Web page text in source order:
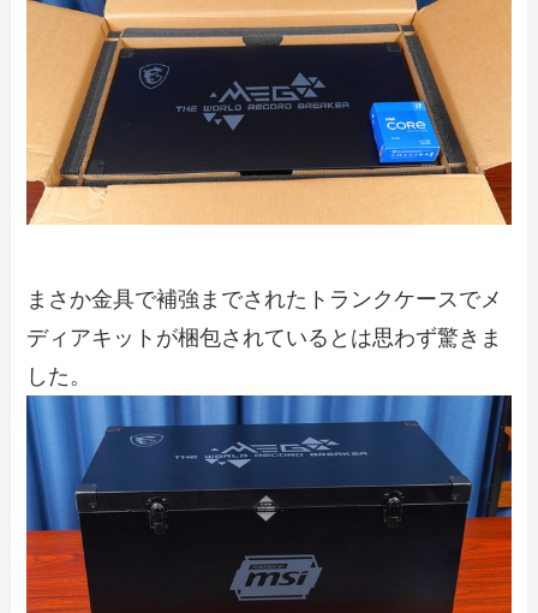
まさか金具で補強までされたトランクケースでメ
ディアキットが梱包されているとは思わず驚きま
した。